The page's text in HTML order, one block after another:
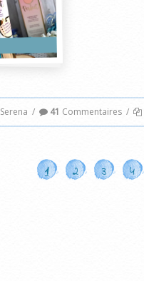
Serena / 41 Commentaires /
1 2 3 4